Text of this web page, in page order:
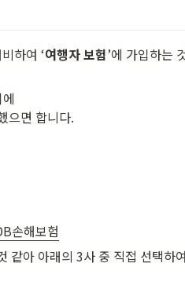
하여 ‘여행자 보험’에 가입하는
으면 합니다.
손해보험
같아 아래의 3사 중 직접 선택하